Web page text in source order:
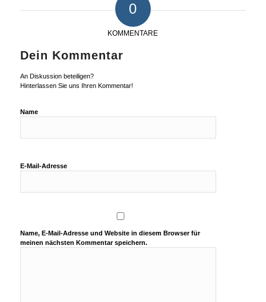
0
KOMMENTARE
Dein Kommentar
An Diskussion beteiligen?
Hinterlassen Sie uns Ihren Kommentar!
Name
E-Mail-Adresse
Name, E-Mail-Adresse und Website in diesem Browser für
meinen nächsten Kommentar speichern.